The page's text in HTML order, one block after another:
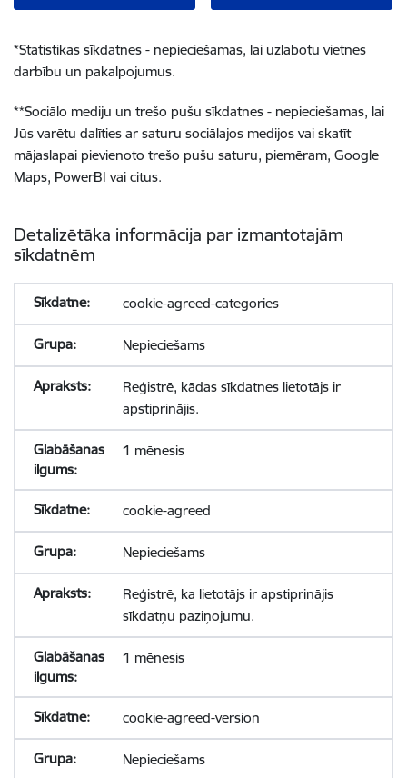
*Statistikas sīkdatnes - nepieciešamas, lai uzlabotu vietnes
darbību un pakalpojumus.
**Sociālo mediju un trešo pušu sīkdatnes - nepieciešamas, lai
Jūs varētu dalīties ar saturu sociālajos medijos vai skatīt
mājaslapai pievienoto trešo pušu saturu, piemēram, Google
Maps, PowerBI vai citus.
Detalizētāka informācija par izmantotajām
sīkdatnēm
cookie-agreed-categories
Nepieciešams
Reģistrē, kādas sīkdatnes lietotājs ir
apstiprinājis.
1 mēnesis
cookie-agreed
Nepieciešams
Reģistrē, ka lietotājs ir apstiprinājis
sīkdatņu paziņojumu.
1 mēnesis
cookie-agreed-version
Nepieciešams